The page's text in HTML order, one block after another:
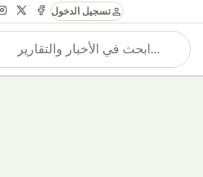
personتسجيل الدخول
بحث